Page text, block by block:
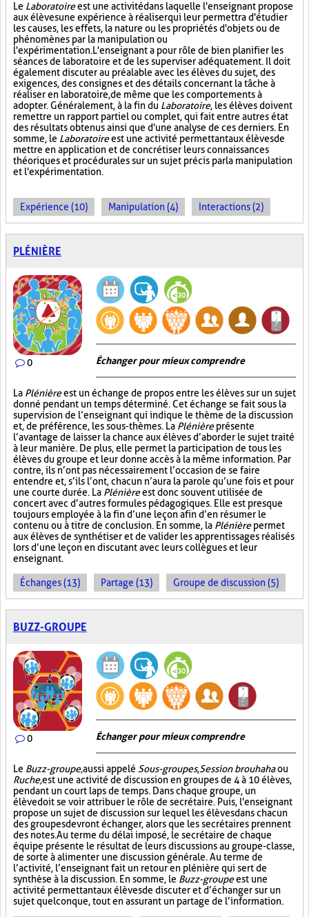
Le Laboratoireest une activité dans laquelle l'enseignant propose
aux élèves une expérience à réaliser qui leur permettra d'étudier
les causes, les effets, la nature ou les propriétés d'objets ou de
phénomènes par la manipulation ou
l'expérimentation. L'enseignant a pour rôle de bien planifier les
séances de laboratoire et de les superviser adéquatement. Il doit
également discuter au préalable avec les élèves du sujet, des
exigences, des consignes et des détails concernant la tâche à
réaliser en laboratoire, de même que les comportements à
adopter. Généralement, à la fin du Laboratoire, les élèves doivent
remettre un rapport partiel ou complet, qui fait entre autres état
des résultats obtenus ainsi que d'une analyse de ces derniers. En
somme, le Laboratoireest une activité permettant aux élèves de
mettre en application et de concrétiser leurs connaissances
théoriques et procédurales sur un sujet précis par la manipulation
et l'expérimentation.
Expérience (10) Manipulation (4) Interactions (2)
PLÉNIÈRE
0 Échanger pour mieux comprendre
La Plénièreest un échange de propos entre les élèves sur un sujet
donné pendant un temps déterminé. Cet échange se fait sous la
supervision de l’enseignant qui indique le thème de la discussion
et, de préférence, les sous-thèmes. La Plénièreprésente
l’avantage de laisser la chance aux élèves d’aborder le sujet traité
à leur manière. De plus, elle permet la participation de tous les
élèves du groupe et leur donne accès à la même information. Par
contre, ils n’ont pas nécessairement l’occasion de se faire
entendre et, s’ils l’ont, chacun n’aura la parole qu’une fois et pour
une courte durée. La Plénièreest donc souvent utilisée de
concert avec d’autres formules pédagogiques. Elle est presque
toujours employée à la fin d’une leçon afin d’en résumer le
contenu ou à titre de conclusion. En somme, la Plénièrepermet
aux élèves de synthétiser et de valider les apprentissages réalisés
lors d’une leçon en discutant avec leurs collègues et leur
enseignant.
Échanges (13) Partage (13) Groupe de discussion (5)
BUZZ-GROUPE
0 Échanger pour mieux comprendre
Le Buzz-groupe,aussi appelé Sous-groupes,Session brouhahaou
Ruche,est une activité de discussion en groupes de 4 à 10 élèves,
pendant un court laps de temps. Dans chaque groupe, un
élève doit se voir attribuer le rôle de secrétaire. Puis, l'enseignant
propose un sujet de discussion sur lequel les élèves dans chacun
des groupes devront échanger, alors que les secrétaires prennent
des notes. Au terme du délai imposé, le secrétaire de chaque
équipe présente le résultat de leurs discussions au groupe-classe,
de sorte à alimenter une discussion générale. Au terme de
l’activité, l’enseignant fait un retour en plénière qui sert de
synthèse à la discussion. En somme, le Buzz-groupeest une
activité permettant aux élèves de discuter et d’échanger sur un
sujet quelconque, tout en assurant un partage de l’information.